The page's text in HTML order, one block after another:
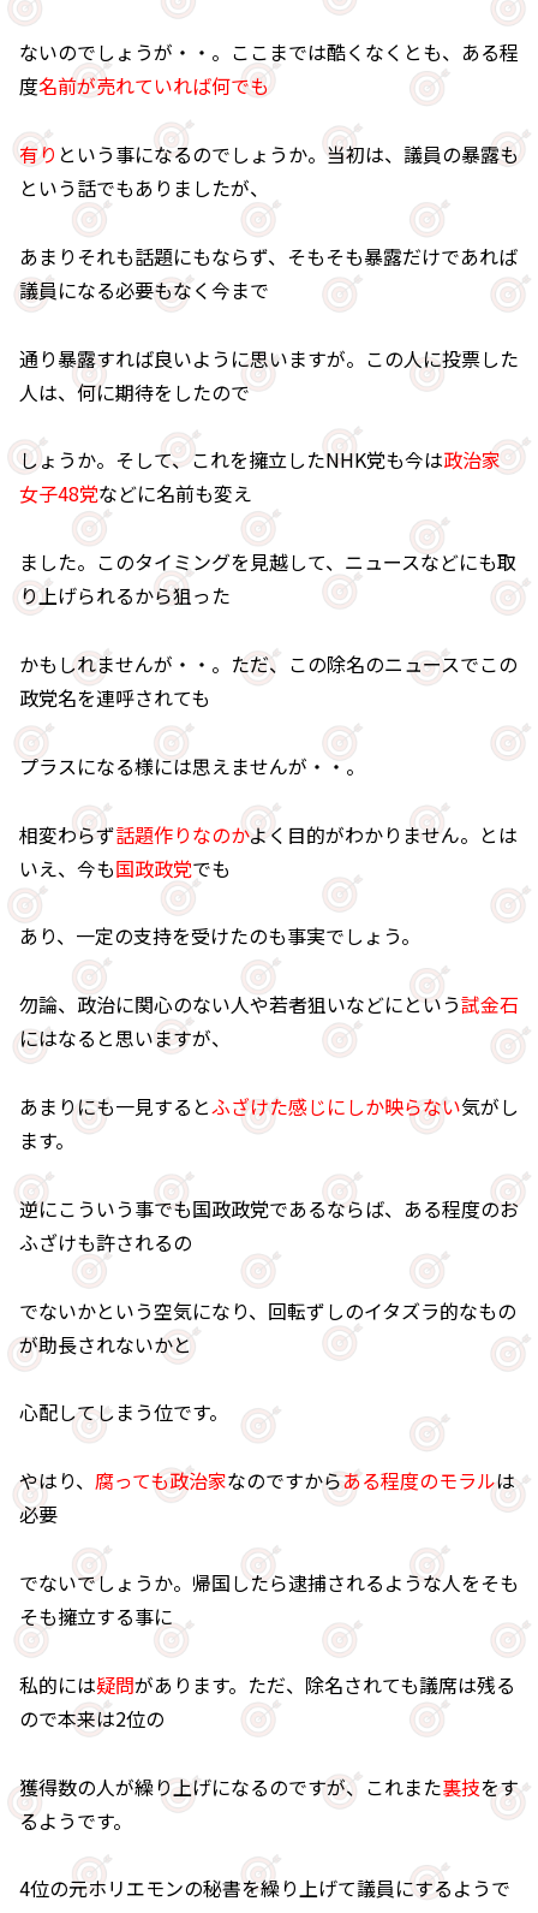
ないのでしょうが・・。ここまでは酷くなくとも、ある程
度名前が売れていれば何でも
有り という事になるのでしょうか。当初は、議員の暴露も
という話でもありましたが、
あまりそれも話題にもならず、そもそも暴露だけであれば
議員になる必要もなく今まで
通り暴露すれば良いように思いますが。この人に投票した
人は、何に期待をしたので
しょうか。そして、これを擁立したNHK党も今は政治家
女子48党などに名前も変え
ました。このタイミングを見越して、ニュースなどにも取
り上げられるから狙った
かもしれませんが・・。ただ、この除名のニュースでこの
政党名を連呼されても
プラスになる様には思えませんが・・。
相変わらず話題作りなのかよく目的がわかりません。とは
いえ、今も国政政党でも
あり、一定の支持を受けたのも事実でしょう。
勿論、政治に関心のない人や若者狙いなどにという試金石
にはなると思いますが、
あまりにも一見するとふざけた感じにしか映らない気がし
ます。
逆にこういう事でも国政政党であるならば、ある程度のお
ふざけも許されるの
でないかという空気になり、回転ずしのイタズラ的なもの
が助長されないかと
心配してしまう位です。
やはり、 腐っても政治家なのですからある程度のモラルは
必要
でないでしょうか。帰国したら逮捕されるような人をそも
そも擁立する事に
私的には疑問があります。ただ、除名されても議席は残る
ので本来は2位の
獲得数の人が繰り上げになるのですが、これまた裏技をす
るようです。
4位の元ホリエモンの秘書を繰り上げて議員にするようで